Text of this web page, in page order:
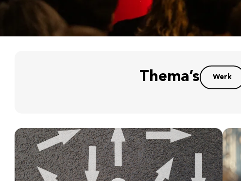
Thema’s Werk